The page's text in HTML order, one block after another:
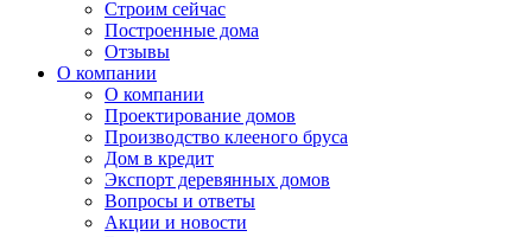
Строим сейчас
Построенные дома
Отзывы
О компании
О компании
Проектирование домов
Производство клееного бруса
Дом в кредит
Экспорт деревянных домов
Вопросы и ответы
Акции и новости